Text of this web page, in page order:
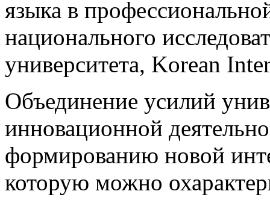
языка в
национального
университета, Korean
Объединение усилий
инновационной
формированию новой
которую можно